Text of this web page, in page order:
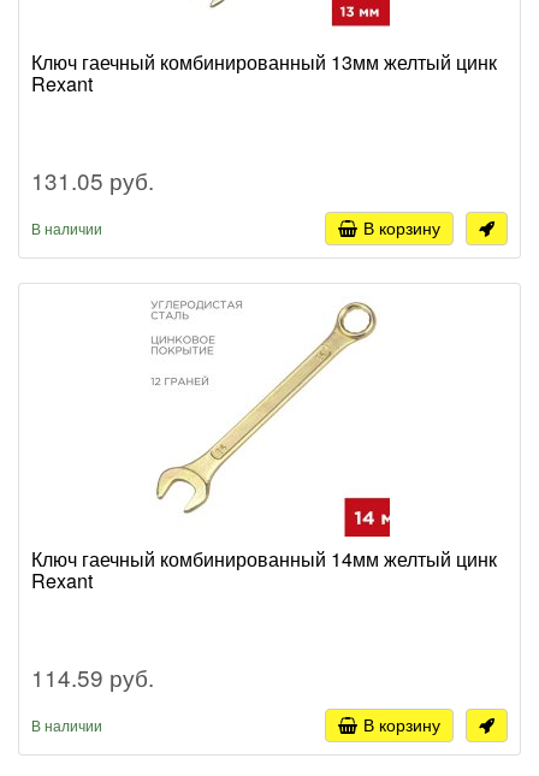
Ключ гаечный комбинированный 13мм желтый цинк
Rexant
131.05 руб.
В наличии В корзину
Ключ гаечный комбинированный 14мм желтый цинк
Rexant
114.59 руб.
В наличии В корзину